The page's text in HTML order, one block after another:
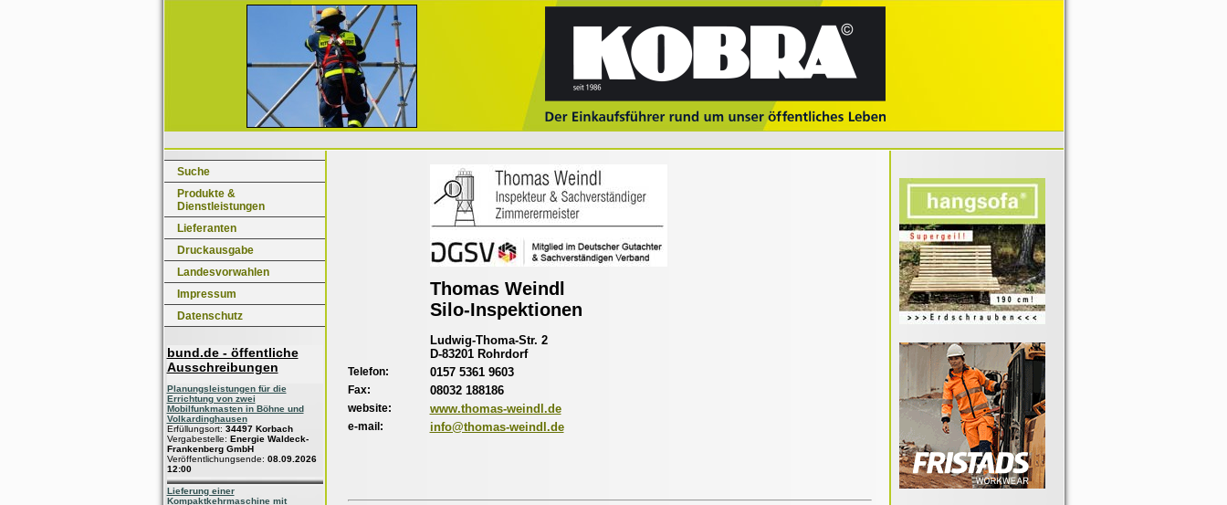
Suche
Produkte &
Dienstleistungen
Lieferanten
Druckausgabe
Landesvorwahlen
Impressum
Datenschutz
bund.de - öffentliche
Ausschreibungen
Planungsleistungen für die
Errichtung von zwei
Mobilfunkmasten in Böhne und
Volkardinghausen
Erfüllungsort: 34497 Korbach
Vergabestelle: Energie Waldeck-
Frankenberg GmbH
Veröffentlichungsende: 08.09.2026
12:00
Lieferung einer
Kompaktkehrmaschine mit
Thomas Weindl
Silo-Inspektionen
Ludwig-Thoma-Str. 2
D-83201 Rohrdorf
Telefon: 0157 5361 9603
Fax: 08032 188186
website: www.thomas-weindl.de
e-mail: info@thomas-weindl.de